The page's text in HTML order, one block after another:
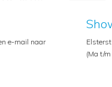
e-mail naar
(Ma t/